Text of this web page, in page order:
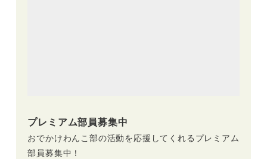
プレミアム部員募集中
おでかけわんこ部の活動を応援してくれるプレミアム
部員募集中！